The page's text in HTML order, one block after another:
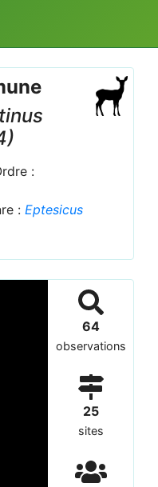
:
: Eptesicus
64
observations
25
sites